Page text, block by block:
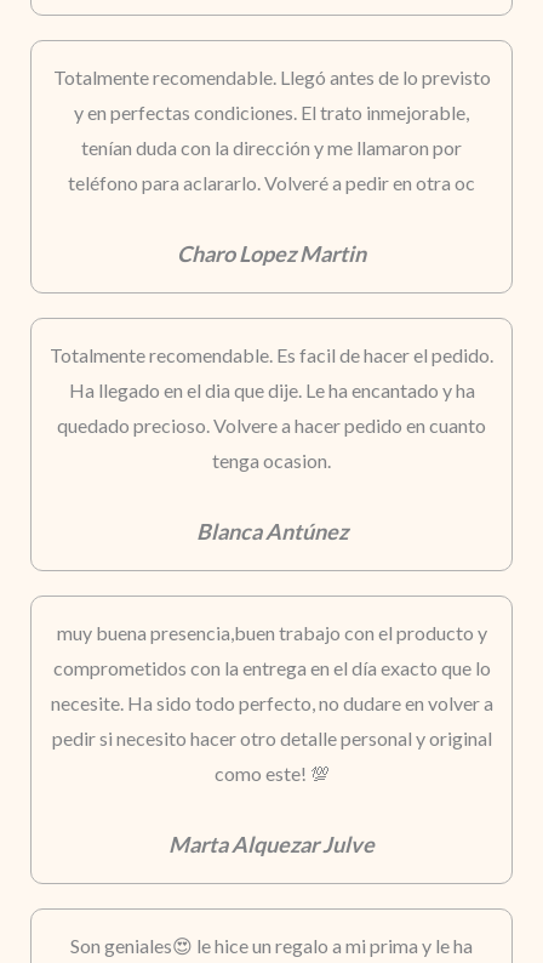
Totalmente recomendable. Llegó antes de lo previsto
y en perfectas condiciones. El trato inmejorable,
tenían duda con la dirección y me llamaron por
teléfono para aclararlo. Volveré a pedir en otra oc
Charo Lopez Martin
Totalmente recomendable. Es facil de hacer el pedido.
Ha llegado en el dia que dije. Le ha encantado y ha
quedado precioso. Volvere a hacer pedido en cuanto
tenga ocasion.
Blanca Antúnez
muy buena presencia,buen trabajo con el producto y
comprometidos con la entrega en el día exacto que lo
necesite. Ha sido todo perfecto, no dudare en volver a
pedir si necesito hacer otro detalle personal y original
como este! 💯
Marta Alquezar Julve
Son geniales😍 le hice un regalo a mi prima y le ha